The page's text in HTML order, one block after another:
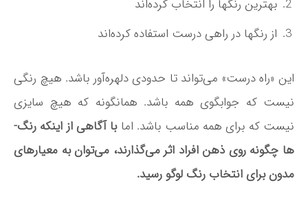
بهترین رنگ­ها را انتخاب کرده‌­اند
از رنگ­ها در راهی درست استفاده کرده‌­اند
این «راه درست» می­‌تواند تا حدودی دلهره‌­آور باشد. هیچ رنگی
نیست که جوابگوی همه باشد. همانگونه که هیچ سایزی
نیست که برای همه مناسب باشد. امابا آگاهی از اینکه رنگ‌­
ها چگونه روی ذهن افراد اثر می‌­گذارند، می­‌توان به معیارهای
مدون برای انتخاب رنگ لوگو رسید.